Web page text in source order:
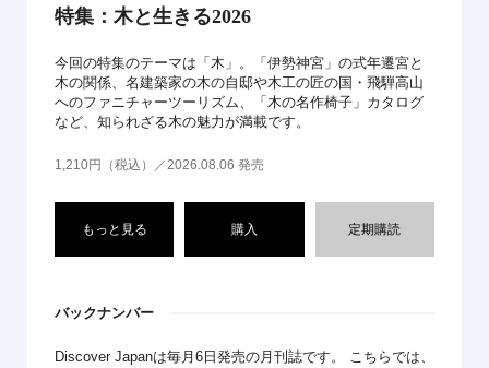
特集：木と生きる2026
今回の特集のテーマは「木」。「伊勢神宮」の式年遷宮と
木の関係、名建築家の木の自邸や木工の匠の国・飛騨高山
へのファニチャーツーリズム、「木の名作椅子」カタログ
など、知られざる木の魅力が満載です。
1,210円（税込）／2026.08.06 発売
もっと見る 購入 定期購読
バックナンバー
Discover Japanは毎月6日発売の月刊誌です。 こちらでは、